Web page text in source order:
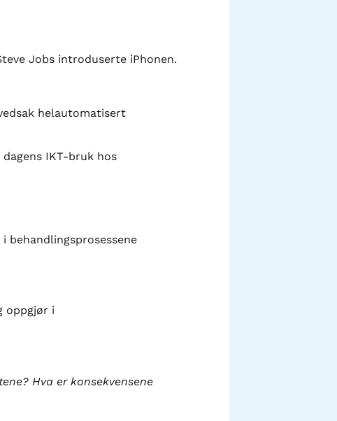
Jobs introduserte iPhonen.
helautomatisert
IKT-bruk hos
behandlingsprosessene
oppgjør i
Hva er konsekvensene